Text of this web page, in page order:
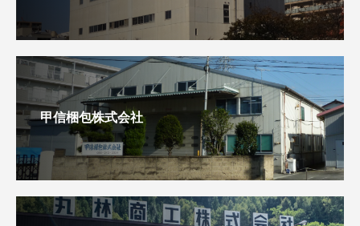
甲信梱包株式会社